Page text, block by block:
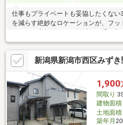
仕事もプライベートも妥協したくない
を減らす絶妙なロケーションが、フッ
間』がここに。西区はもちろん、燕
良好で、毎日の通勤や休日のドライ
す。部屋数にゆとりがあるため、1部
う1部屋を『インドアな趣味の部屋や
ど、贅沢な使い方が可能。月々3万円
えることで、趣味や旅行、貯蓄にお金
択』です。
新潟県新潟市西区みず
1,900
間取り
建物面積
土地面積
築年月